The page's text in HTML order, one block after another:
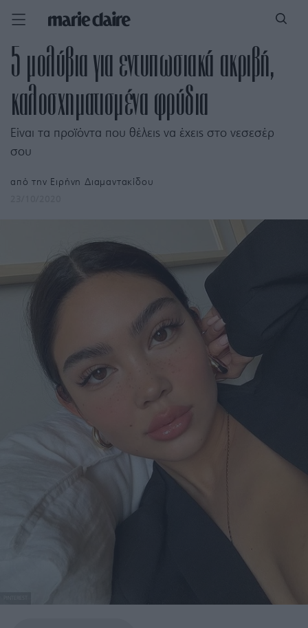
5 μολύβια για εντυπωσιακά ακριβή,
καλοσχηματισμένα φρύδια
Είναι τα προϊόντα που θέλεις να έχεις στο νεσεσέρ
σου
από την Ειρήνη Διαμαντακίδου